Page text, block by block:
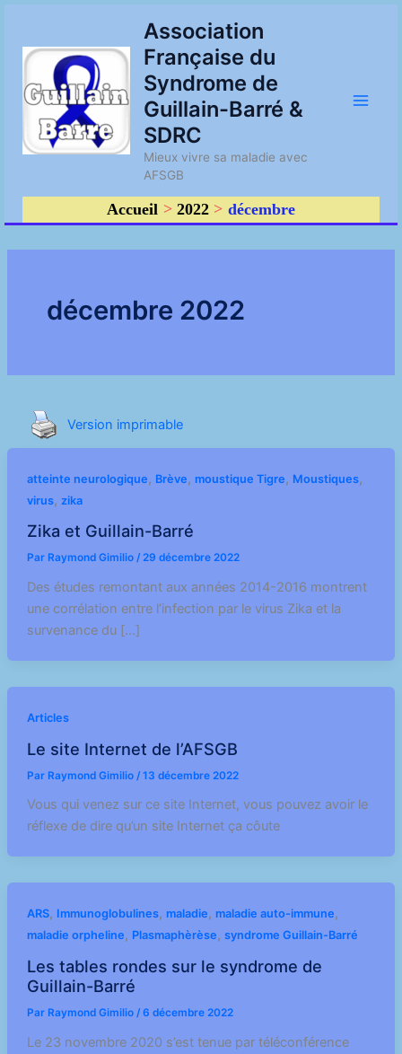
contenu
Association
Française du
Syndrome de
Guillain-Barré &
SDRC
Mieux vivre sa maladie avec
AFSGB
Accueil 2022 décembre
décembre 2022
Version imprimable
atteinte neurologique, Brève, moustique Tigre, Moustiques,
virus, zika
Zika et Guillain-Barré
Par Raymond Gimilio / 29 décembre 2022
Des études remontant aux années 2014-2016 montrent
une corrélation entre l’infection par le virus Zika et la
survenance du […]
Articles
Le site Internet de l’AFSGB
Par Raymond Gimilio / 13 décembre 2022
Vous qui venez sur ce site Internet, vous pouvez avoir le
réflexe de dire qu’un site Internet ça côute
ARS, Immunoglobulines, maladie, maladie auto-immune,
maladie orpheline, Plasmaphèrèse, syndrome Guillain-Barré
Les tables rondes sur le syndrome de
Guillain-Barré
Par Raymond Gimilio / 6 décembre 2022
Le 23 novembre 2020 s’est tenue par téléconférence